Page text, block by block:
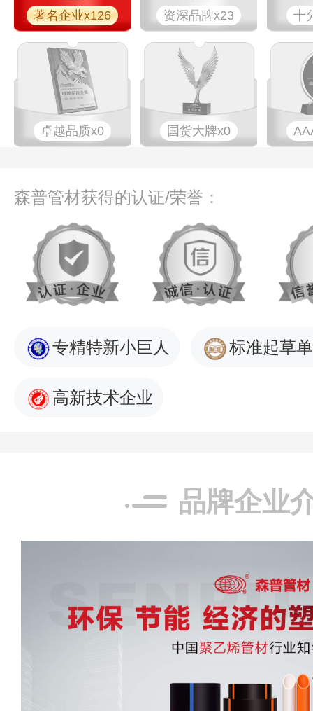
著名企业x126 资深品牌x23 十
卓越品质x0 国货大牌x0
森普管材获得的认证/荣誉：
专精特新小巨人 标准起草
高新技术企业
品牌企业